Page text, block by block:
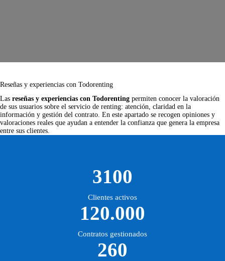
Reseñas y experiencias con Todorenting
Las reseñas y experiencias con Todorenting permiten conocer la valoración
de sus usuarios sobre el servicio de renting: atención, claridad en la
información y gestión del contrato. En este apartado se recogen opiniones y
valoraciones reales que ayudan a entender la confianza que genera la empresa
entre sus clientes.
3100
Clientes activos
120.000
Contratos gestionados
260